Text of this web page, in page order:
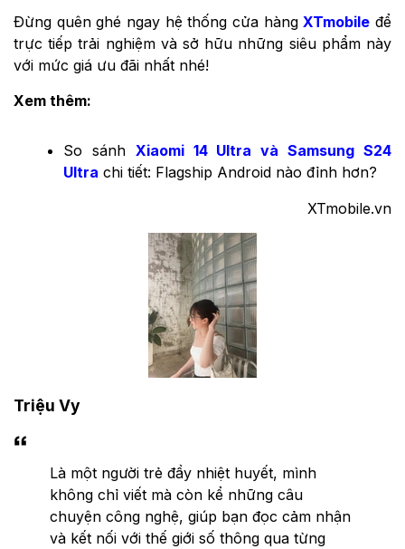
Đừng quên ghé ngay hệ thống cửa hàngXTmobile để
trực tiếp trải nghiệm và sở hữu những siêu phẩm này
với mức giá ưu đãi nhất nhé!
Xem thêm:
So sánh Xiaomi 14 Ultra và Samsung S24
Ultra chi tiết: Flagship Android nào đỉnh hơn?
XTmobile.vn
Triệu Vy
Là một người trẻ đầy nhiệt huyết, mình
không chỉ viết mà còn kể những câu
chuyện công nghệ, giúp bạn đọc cảm nhận
và kết nối với thế giới số thông qua từng